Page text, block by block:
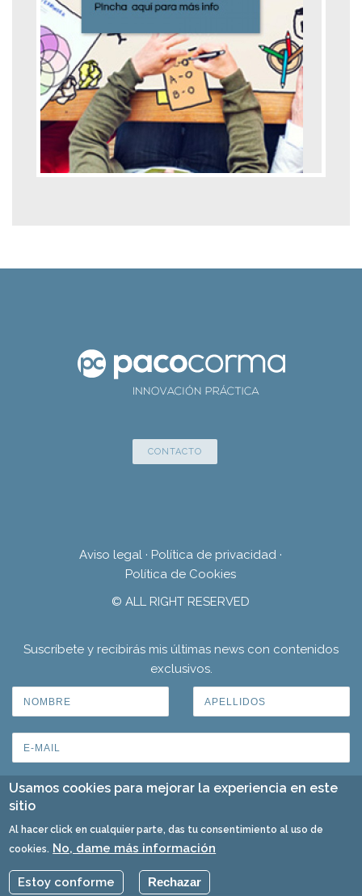
CONTACTO
Aviso legal · Política de privacidad ·
Política de Cookies
© ALL RIGHT RESERVED
Suscríbete y recibirás mis últimas news con contenidos
exclusivos.
Usamos cookies para mejorar la experiencia en este
sitio
Al hacer click en cualquier parte, das tu consentimiento al uso de
cookies. No, dame más información
Estoy conforme Rechazar